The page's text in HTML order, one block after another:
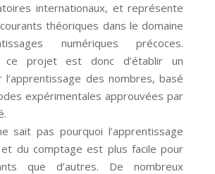
internationaux, et représente
théoriques dans le domaine
numériques précoces.
ce projet est donc d’établir un
l’apprentissage des nombres, basé
expérimentales approuvées par
sait pas pourquoi l’apprentissage
du comptage est plus facile pour
que d’autres. De nombreux